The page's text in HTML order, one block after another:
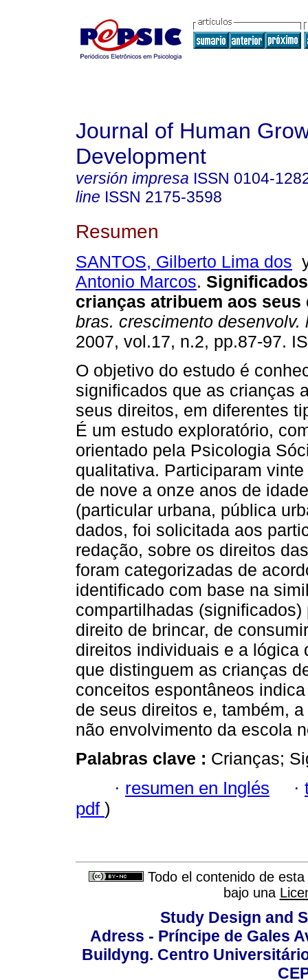
Journal of Human
Development
versión impresa ISSN 0104-
line ISSN 2175-3598
Resumen
SANTOS, Gilberto Lima dos
Antonio Marcos.
crianças atribuem aos seus
bras. crescimento desenvolv.
2007, vol.17, n.2, pp.87-97.
O objetivo do estudo é
significados que as crianças
seus direitos, em diferentes
É um estudo exploratório,
orientado pela Psicologia
qualitativa. Participaram
de nove a onze anos de
(particular urbana, pública
dados, foi solicitada aos
redação, sobre os direitos
foram categorizadas de
identificado com base na
compartilhadas
direito de brincar, de
direitos individuais e a lógica
que distinguem as crianças
conceitos espontâneos
de seus direitos e, também,
não envolvimento da escola
Palabras clave : Crianças;
· resumen en Inglés ·
pdf )
Todo el contenido de
bajo una
Study Design and
Adress - Príncipe de Gales
Buildyng. Centro